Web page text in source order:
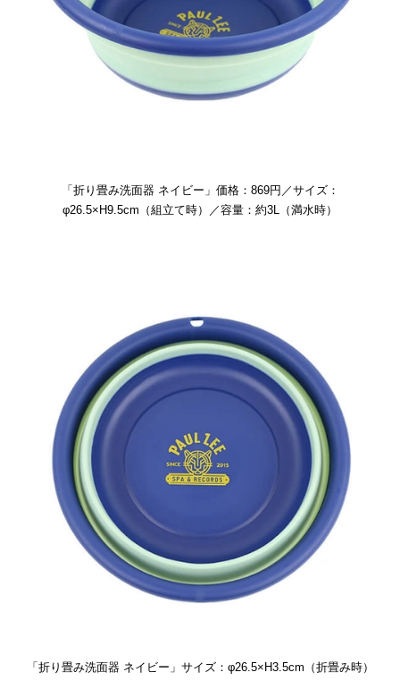
「折り畳み洗面器 ネイビー」価格：869円／サイズ：
φ26.5×H9.5cm（組立て時）／容量：約3L（満水時）
「折り畳み洗面器 ネイビー」サイズ：φ26.5×H3.5cm（折畳み時）